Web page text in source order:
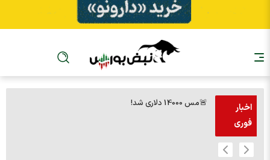
اخبار
فوری
🚨مس 14000 دلاری شد!